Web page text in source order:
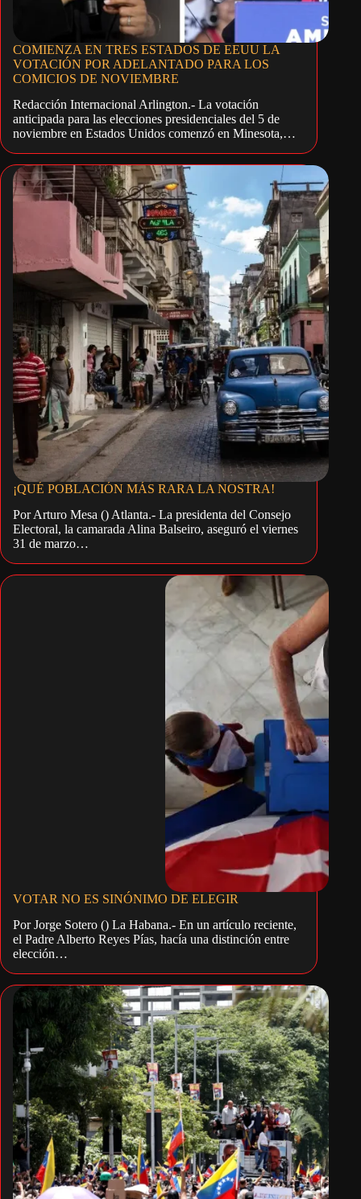
COMIENZA EN TRES ESTADOS DE EEUU LA
VOTACIÓN POR ADELANTADO PARA LOS
COMICIOS DE NOVIEMBRE
Redacción Internacional Arlington.- La votación
anticipada para las elecciones presidenciales del 5 de
noviembre en Estados Unidos comenzó en Minesota,…
¡QUÉ POBLACIÓN MÁS RARA LA NOSTRA!
Por Arturo Mesa () Atlanta.- La presidenta del Consejo
Electoral, la camarada Alina Balseiro, aseguró el viernes
31 de marzo…
VOTAR NO ES SINÓNIMO DE ELEGIR
Por Jorge Sotero () La Habana.- En un artículo reciente,
el Padre Alberto Reyes Pías, hacía una distinción entre
elección…